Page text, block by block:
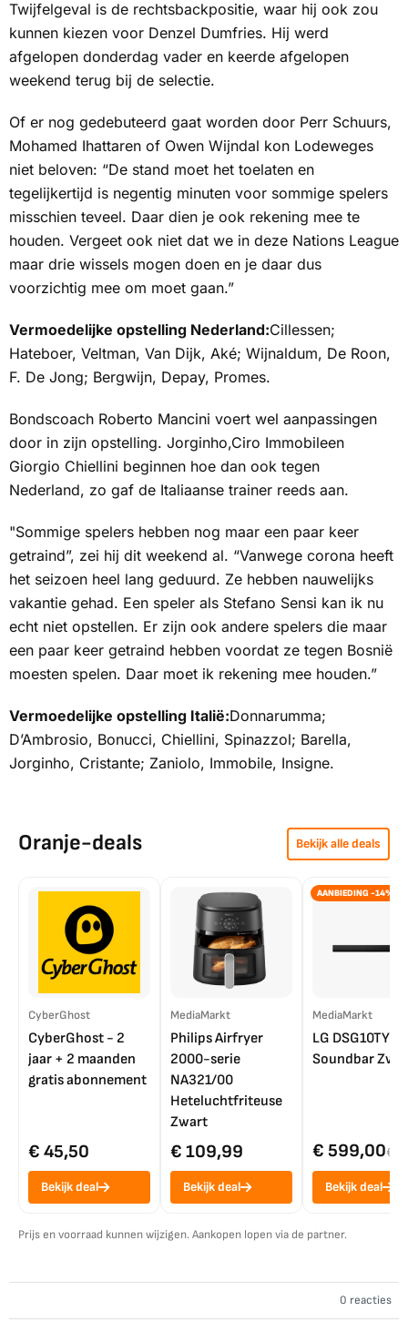
Twijfelgeval is de rechtsbackpositie, waar hij ook zou
kunnen kiezen voor Denzel Dumfries. Hij werd
afgelopen donderdag vader en keerde afgelopen
weekend terug bij de selectie.
Of er nog gedebuteerd gaat worden door Perr Schuurs,
Mohamed Ihattaren of Owen Wijndal kon Lodeweges
niet beloven: “De stand moet het toelaten en
tegelijkertijd is negentig minuten voor sommige spelers
misschien teveel. Daar dien je ook rekening mee te
houden. Vergeet ook niet dat we in deze Nations League
maar drie wissels mogen doen en je daar dus
voorzichtig mee om moet gaan.”
Vermoedelijke opstelling Nederland:Cillessen;
Hateboer, Veltman, Van Dijk, Aké; Wijnaldum, De Roon,
F. De Jong; Bergwijn, Depay, Promes.
Bondscoach Roberto Mancini voert wel aanpassingen
door in zijn opstelling. Jorginho,Ciro Immobileen
Giorgio Chiellini beginnen hoe dan ook tegen
Nederland, zo gaf de Italiaanse trainer reeds aan.
"Sommige spelers hebben nog maar een paar keer
getraind”, zei hij dit weekend al. “Vanwege corona heeft
het seizoen heel lang geduurd. Ze hebben nauwelijks
vakantie gehad. Een speler als Stefano Sensi kan ik nu
echt niet opstellen. Er zijn ook andere spelers die maar
een paar keer getraind hebben voordat ze tegen Bosnië
moesten spelen. Daar moet ik rekening mee houden.”
Vermoedelijke opstelling Italië:Donnarumma;
D’Ambrosio, Bonucci, Chiellini, Spinazzol; Barella,
Jorginho, Cristante; Zaniolo, Immobile, Insigne.
Oranje-deals Bekijk alle deals
CyberGhost
CyberGhost - 2
jaar + 2 maanden
gratis abonnement
€ 45,50
Bekijk deal
MediaMarkt
Philips Airfryer
2000-serie
NA321/00
Heteluchtfriteuse
Zwart
€ 109,99
Bekijk deal
AANBIEDING -14%
MediaMarkt
LG DSG10TY
Soundbar
€ 599,00€
Bekijk deal
Prijs en voorraad kunnen wijzigen. Aankopen lopen via de partner.
0 reacties